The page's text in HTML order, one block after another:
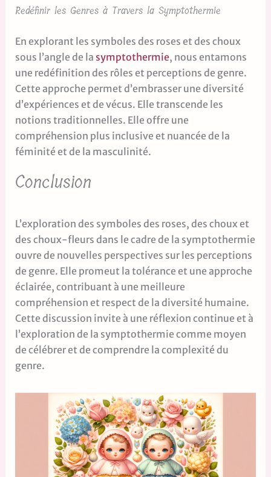
Redéfinir les Genres à Travers la Symptothermie
En explorant les symboles des roses et des choux
sous l’angle de la symptothermie, nous entamons
une redéfinition des rôles et perceptions de genre.
Cette approche permet d’embrasser une diversité
d’expériences et de vécus. Elle transcende les
notions traditionnelles. Elle offre une
compréhension plus inclusive et nuancée de la
féminité et de la masculinité.
Conclusion
L’exploration des symboles des roses, des choux et
des choux-fleurs dans le cadre de la symptothermie
ouvre de nouvelles perspectives sur les perceptions
de genre. Elle promeut la tolérance et une approche
éclairée, contribuant à une meilleure
compréhension et respect de la diversité humaine.
Cette discussion invite à une réflexion continue et à
l’exploration de la symptothermie comme moyen
de célébrer et de comprendre la complexité du
genre.